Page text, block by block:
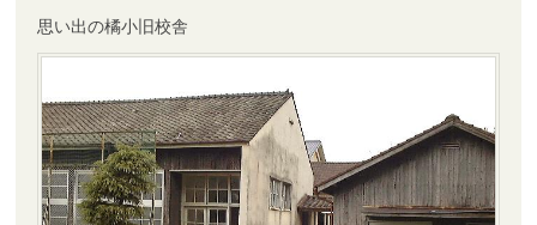
思い出の橘小旧校舎